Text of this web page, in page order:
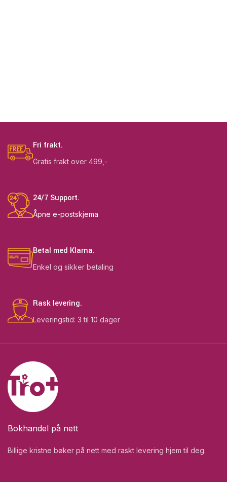
Fri frakt.
Gratis frakt over 499,-
24/7 Support.
Åpne e-postskjema
Betal med Klarna.
Enkel og sikker betaling
Rask levering.
Leveringstid: 3 til 10 dager
Bokhandel på nett
Billige kristne bøker på nett med raskt levering hjem til deg.